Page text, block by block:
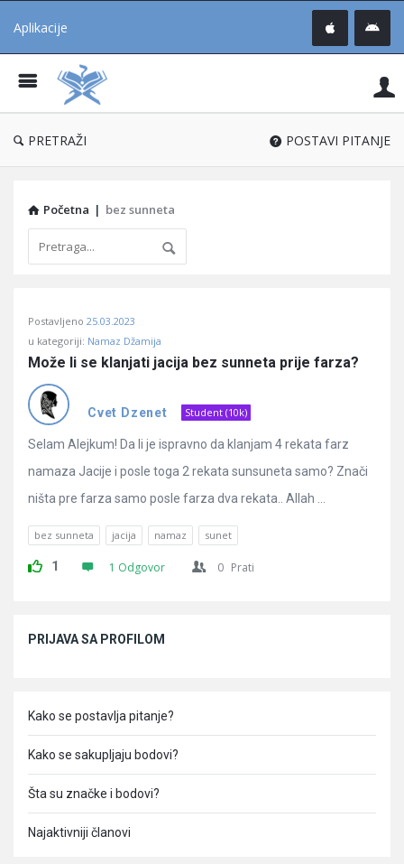
Aplikacije
®
PRETRAŽI POSTAVI PITANJE
Početna | bez sunneta
Učene
Latest
Pitanja
Postavljeno 25.03.2023
u kategoriji: Namaz Džamija
Može li se klanjati jacija bez sunneta prije farza?
Cvet Dzenet Student (10k)
Selam Alejkum! Da li je ispravno da klanjam 4 rekata farz
namaza Jacije i posle toga 2 rekata sunsuneta samo? Znači
ništa pre farza samo posle farza dva rekata.. Allah ...
bez sunneta jacija namaz sunet
1 1 Odgovor 0 Prati
PRIJAVA SA PROFILOM
Kako se postavlja pitanje?
Kako se sakupljaju bodovi?
Šta su značke i bodovi?
Najaktivniji članovi